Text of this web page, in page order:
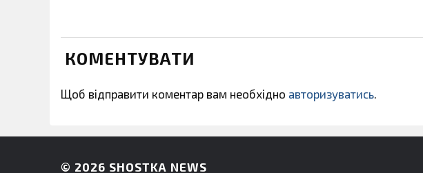
КОМЕНТУВАТИ
Щоб відправити коментар вам необхідно авторизуватись.
© 2026 SHOSTKA NEWS